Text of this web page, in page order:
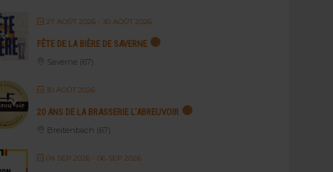
27 AOÛT 2026 - 30 AOÛT 2026
FÊTE DE LA BIÈRE DE SAVERNE
Saverne (67)
30 AOÛT 2026
20 ANS DE LA BRASSERIE L’ABREUVOIR
Breitenbach (67)
04 SEP 2026 - 06 SEP 2026